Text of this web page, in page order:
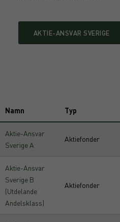
AKTIE-ANSVAR SVERIGE
Namn Typ
Aktie-Ansvar
Sverige A
Aktiefonder
Aktie-Ansvar
Sverige B
(Utdelande
Andelsklass)
Aktiefonder